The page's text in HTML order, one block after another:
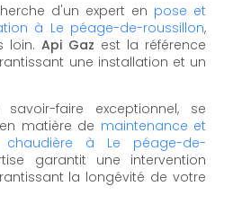
d'un expert en pose et
à Le péage-de-roussillon,
loin. Api Gaz est la référence
une installation et un
faire exceptionnel, se
matière de maintenance et
à Le péage-de-
garantit une intervention
la longévité de votre